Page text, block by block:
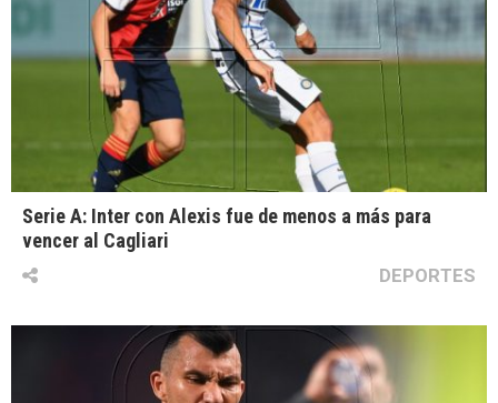
Serie A: Inter con Alexis fue de menos a más para
vencer al Cagliari
DEPORTES